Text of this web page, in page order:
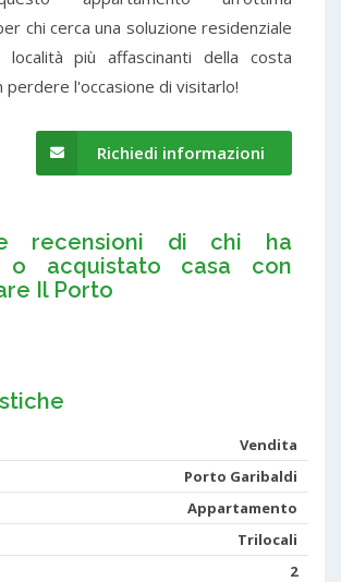
chi cerca una soluzione residenziale
più affascinanti della costa
perdere l'occasione di visitarlo!
Richiedi informazioni
recensioni di chi ha
o acquistato casa con
Il Porto
Vendita
Porto Garibaldi
Appartamento
Trilocali
2